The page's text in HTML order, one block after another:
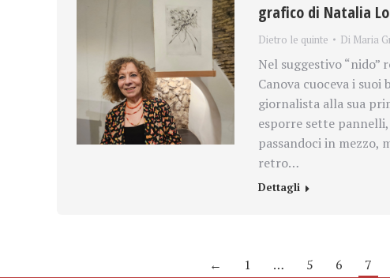
grafico di Natalia
Dietro le quinte Di Maria
Nel suggestivo
Canova cuoceva i
giornalista alla sua
esporre sette
passandoci in mezzo,
retro…
Dettagli
← 1 … 5 6 7